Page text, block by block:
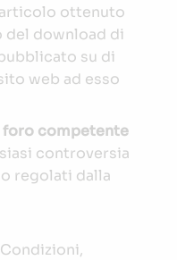
ottenuto
del download di
su di
web ad esso
foro competente
controversia
regolati dalla